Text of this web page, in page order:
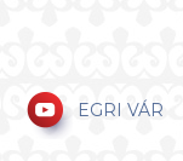
EGRI VÁR